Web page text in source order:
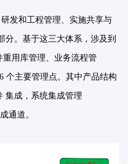
发和工程管理、实施共享与
分。基于这三大体系，涉及到
用库管理、业务流程管
个主要管理点。其中产品结构
集成，系统集成管理
通道。